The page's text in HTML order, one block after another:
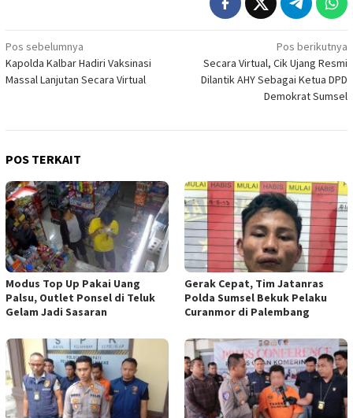
Navigasi
pos
Pos sebelumnya
Kapolda Kalbar Hadiri Vaksinasi
Massal Lanjutan Secara Virtual
Pos berikutnya
Secara Virtual, Cik Ujang Resmi
Dilantik AHY Sebagai Ketua DPD
Demokrat Sumsel
POS TERKAIT
Modus Top Up Pakai Uang
Palsu, Outlet Ponsel di Teluk
Gelam Jadi Sasaran
Gerak Cepat, Tim Jatanras
Polda Sumsel Bekuk Pelaku
Curanmor di Palembang